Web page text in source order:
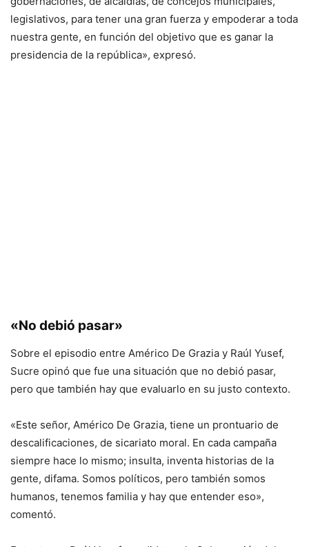
legislativos, para tener una gran fuerza y empoderar a toda
nuestra gente, en función del objetivo que es ganar la
presidencia de la república», expresó.
«No debió pasar»
Sobre el episodio entre Américo De Grazia y Raúl Yusef,
Sucre opinó que fue una situación que no debió pasar,
pero que también hay que evaluarlo en su justo contexto.
«Este señor, Américo De Grazia, tiene un prontuario de
descalificaciones, de sicariato moral. En cada campaña
siempre hace lo mismo; insulta, inventa historias de la
gente, difama. Somos políticos, pero también somos
humanos, tenemos familia y hay que entender eso»,
comentó.